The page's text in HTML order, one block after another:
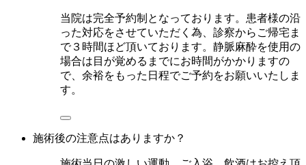
当院は完全予約制となっております。患者様の沿
った対応をさせていただく為、診察からご帰宅ま
で３時間ほど頂いております。静脈麻酔を使用の
場合は目が覚めるまでにお時間がかかりますの
で、余裕をもった日程でご予約をお願いいたしま
す。
施術後の注意点はありますか？